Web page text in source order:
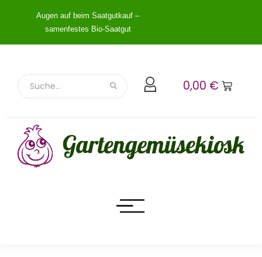
Augen auf beim Saatgutkauf –
samenfestes Bio-Saatgut
0,00 €